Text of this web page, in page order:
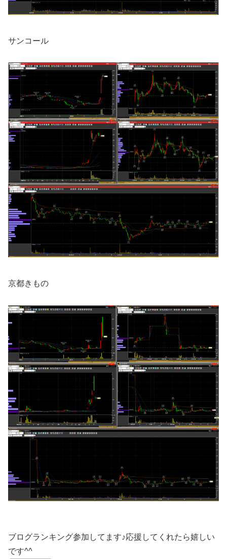
サンコール
京都きもの
ブログランキング参加してます♪応援してくれたら嬉しい
です^^